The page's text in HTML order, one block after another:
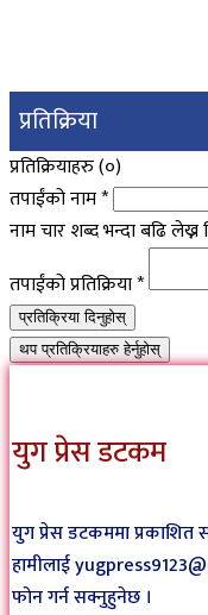
प्रतिक्रिया
प्रतिक्रियाहरु (०)
तपाईंको नाम*
नाम चार शब्द भन्दा बढि लेख्न
तपाईंको प्रतिक्रिया*
प्रतिक्रिया दिनुहोस्
थप प्रतिक्रियाहरु हेर्नुहोस्
युग प्रेस डटकम
युग प्रेस डटकममा प्रकाशित
हामीलाई
फोन गर्न सक्नुहुनेछ ।